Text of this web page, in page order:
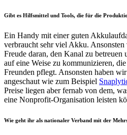
Gibt es Hilfsmittel und Tools, die für die
Ein Handy mit einer guten
verbraucht sehr viel Akku.
Freude daran, den Kanal zu betreuen
auf eine Weise zu kommunizieren,
Freunden pflegt. Ansonsten haben
angeschaut wie zum Beispiel
Preise liegen aber fernab von dem,
eine Nonprofit-Organisation leisten
Wie geht ihr als nationaler Verband mit der